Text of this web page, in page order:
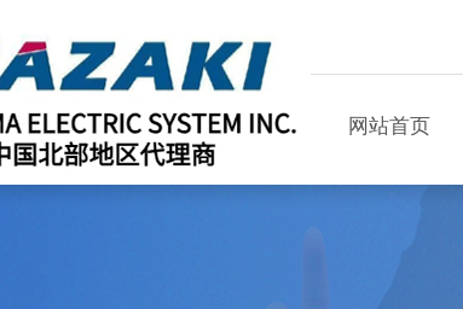
网站首页